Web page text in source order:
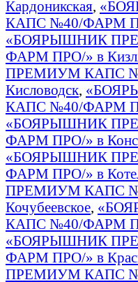
Кардоникская,
КАПС №40/ФАРМ
«БОЯРЫШНИК
ФАРМ ПРО/» в
ПРЕМИУМ КАПС
Кисловодск,
КАПС №40/ФАРМ
«БОЯРЫШНИК
ФАРМ ПРО/» в
«БОЯРЫШНИК
ФАРМ ПРО/» в
ПРЕМИУМ КАПС
Кочубеевское,
КАПС №40/ФАРМ
«БОЯРЫШНИК
ФАРМ ПРО/» в
ПРЕМИУМ КАПС